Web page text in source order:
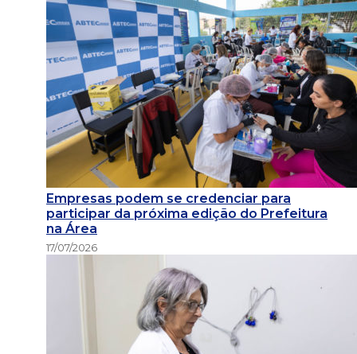
Empresas podem se credenciar para
participar da próxima edição do Prefeitura
na Área
17/07/2026